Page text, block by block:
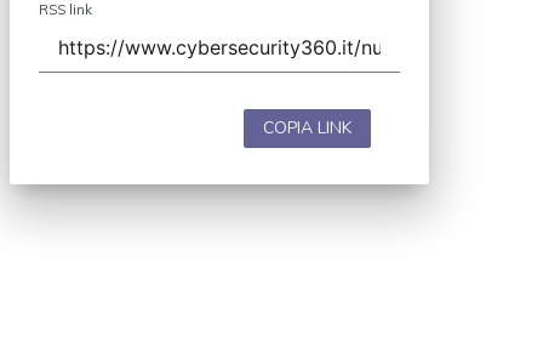
RSS link
COPIA LINK